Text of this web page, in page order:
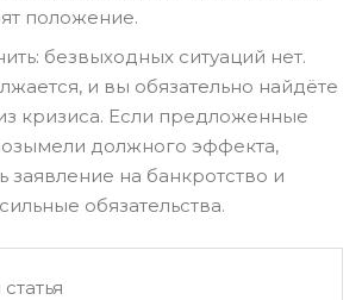
положение.
безвыходных ситуаций нет.
и вы обязательно найдёте
кризиса. Если предложенные
должного эффекта,
заявление на банкротство и
обязательства.